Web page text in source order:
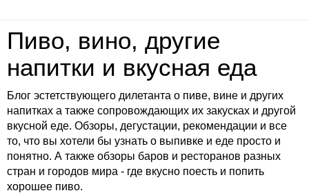
Пиво, вино, другие
напитки и вкусная еда
Блог эстетствующего дилетанта о пиве, вине и других
напитках а также сопровождающих их закусках и другой
вкусной еде. Обзоры, дегустации, рекомендации и все
то, что вы хотели бы узнать о выпивке и еде просто и
понятно. А также обзоры баров и ресторанов разных
стран и городов мира - где вкусно поесть и попить
хорошее пиво.